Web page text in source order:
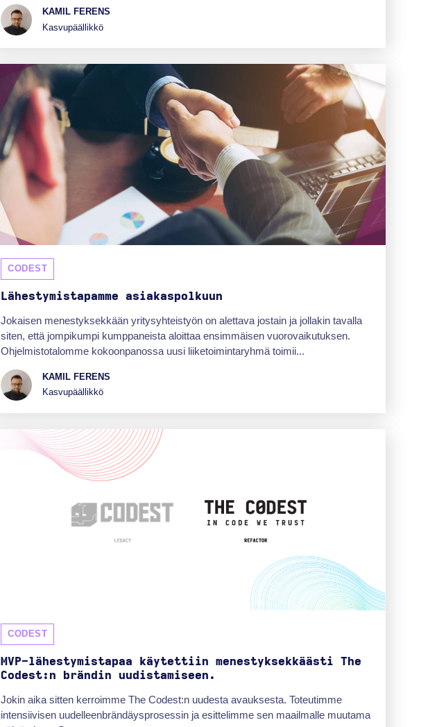
KAMIL FERENS
Kasvupäällikkö
CODEST
Lähestymistapamme asiakaspolkuun
Jokaisen menestyksekkään yritysyhteistyön on alettava jostain ja jollakin tavalla
siten, että jompikumpi kumppaneista aloittaa ensimmäisen vuorovaikutuksen.
Ohjelmistotalomme kokoonpanossa uusi liiketoimintaryhmä toimii...
KAMIL FERENS
Kasvupäällikkö
CODEST
MVP-lähestymistapaa käytettiin menestyksekkäästi The
Codest:n brändin uudistamiseen.
Jokin aika sitten kerroimme The Codest:n uudesta avauksesta. Toteutimme
intensiivisen uudelleenbrändäysprosessin ja esittelimme sen maailmalle muutama